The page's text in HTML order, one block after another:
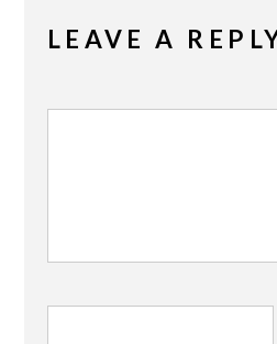
LEAVE A